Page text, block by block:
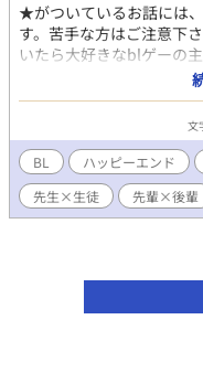
★がついているお話には
す。苦手な方はご注意下
いたら大好きなblゲーの
MAXのマッチョな攻略対
い。 いつも俺を第一に考
先生、憧れの先輩、皆と
俺の学園生活が今始まる
た場合のお話になります
ますが総受けではなく
文
BL ハッピーエンド
先生×生徒
先輩×後輩